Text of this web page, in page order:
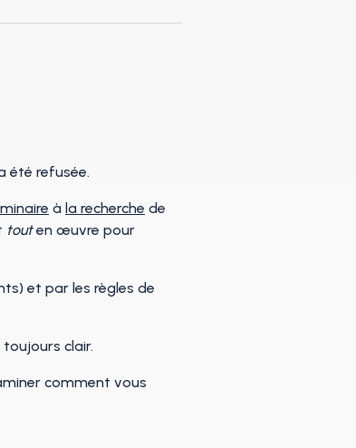
été refusée.
à la recherche de
touten œuvre pour
et par les règles de
clair.
comment vous